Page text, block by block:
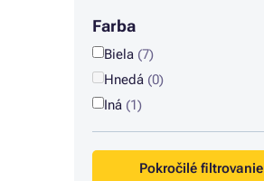
Farba
Biela (7)
Hnedá (0)
Iná (1)
Pokročilé filtrovanie